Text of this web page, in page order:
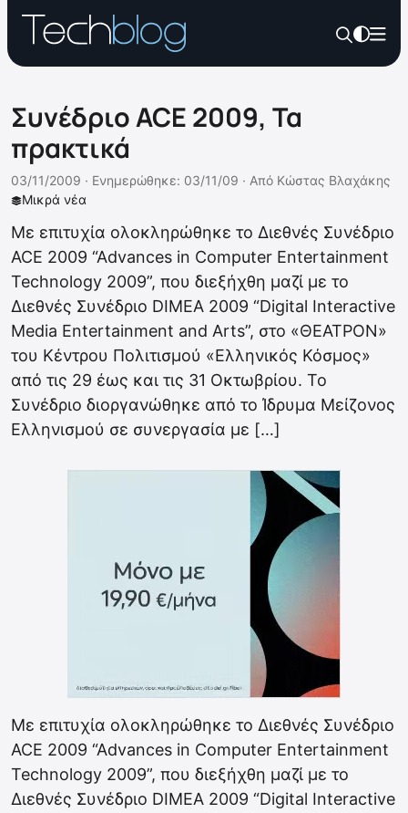
Συνέδριο ACE 2009, Τα
πρακτικά
Μικρά νέα
03/11/2009 · Ενημερώθηκε: 03/11/09 · Από Κώστας Βλαχάκης
Με επιτυχία ολοκληρώθηκε το Διεθνές Συνέδριο
ACE 2009 “Advances in Computer Entertainment
Technology 2009”, που διεξήχθη μαζί με το
Διεθνές Συνέδριο DIMEA 2009 “Digital Interactive
Media Entertainment and Arts”, στο «ΘΕΑΤΡΟΝ»
του Κέντρου Πολιτισμού «Ελληνικός Κόσμος»
από τις 29 έως και τις 31 Οκτωβρίου. Το
Συνέδριο διοργανώθηκε από το Ίδρυμα Μείζονος
Ελληνισμού σε συνεργασία με […]
Με επιτυχία ολοκληρώθηκε το Διεθνές Συνέδριο
ACE 2009 “Advances in Computer Entertainment
Technology 2009”, που διεξήχθη μαζί με το
Διεθνές Συνέδριο DIMEA 2009 “Digital Interactive